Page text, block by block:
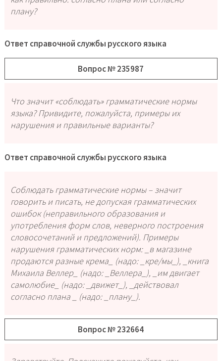
плану?
Ответ справочной службы русского языка
Вопрос № 235987
Что значит «соблюдать» грамматические нормы
языка? Привидите, пожалуйста, примеры их
нарушения и правильные варианты?
Ответ справочной службы русского языка
Соблюдать грамматические нормы – значит
говорить и писать, не допуская грамматических
ошибок (неправильного образования и
употребления форм слов, неверного построения
словосочетаний и предложений). Примеры
нарушения грамматических норм: _в магазине
продаются разные крема_ (надо: _кре/мы_), _книга
Михаила Веллер_ (надо: _Веллера_), _им двигает
самолюбие_ (надо: _движет_), _действовал
согласно плана _ (надо: _плану_).
Вопрос № 232664